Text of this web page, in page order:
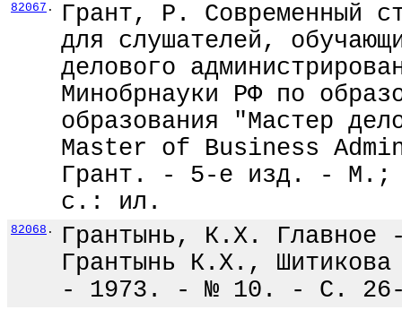
82067 .
Грант, Р. Современный
для слушателей,
делового
Минобрнауки РФ по
образования "Мастер
Master of Business
Грант. - 5-е изд. - М.;
с.: ил.
82068 .
Грантынь, К.X. Главное
Грантынь К.X.,
- 1973. - № 10. - С.